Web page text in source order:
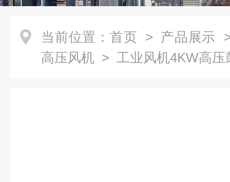
当前位置： 首页 > 产品展示
高压风机 > 工业风机4KW高压